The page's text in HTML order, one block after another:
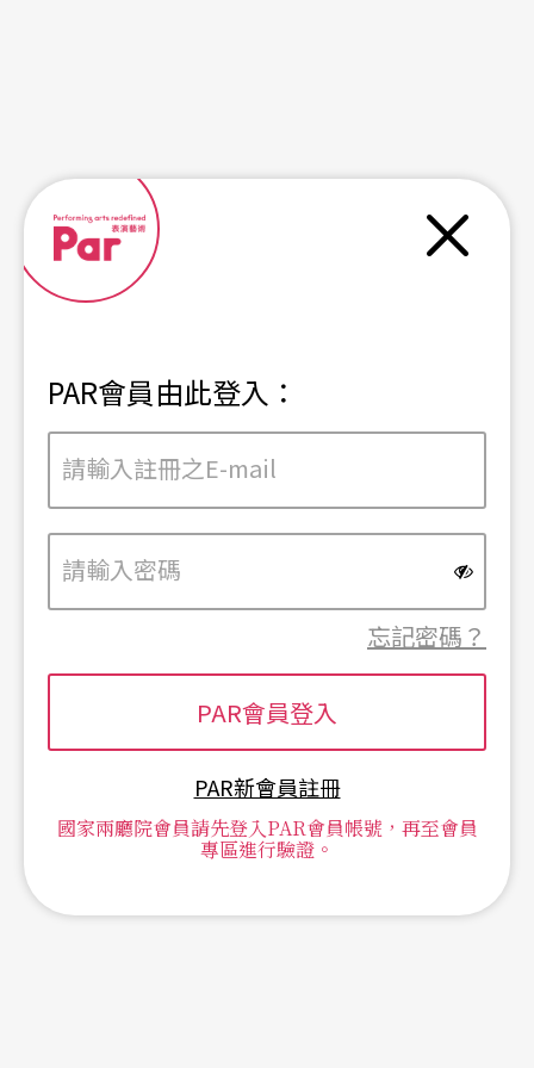
PAR會員由此登入：
忘記密碼？
PAR新會員註冊
國家兩廳院會員請先登入PAR會員帳號，再至會員
專區進行驗證。